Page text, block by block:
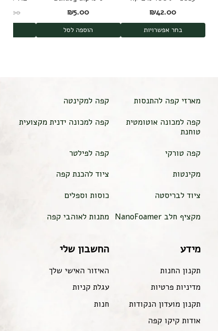
משלושה מקורות
₪42.00
בחר אפשרויות
₪5.00
הוספה לסל
189.00
מארזי קפה להתנסות
קפה למקינטה
קפה למכונה אוטומטית
טוחנת
קפה למכונה ידנית מקצועית
קפה טורקי
קפה לפילטר
מקינטות
ציוד להכנת קפה
ציוד לבריסטה
כוסות וספלים
מקציף חלב NanoFoamer
מתנות לאוהבי קפה
מידע
תקנון החנות
מדיניות פרטיות
תקנון מועדון הנקודות
אודות קיקו קפה
החשבון שלי
האיזור האישי שלך
עגלת קניות
חנות